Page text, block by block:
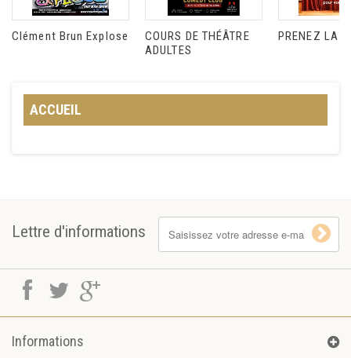
Clément Brun Explose
COURS DE THÉÂTRE
ADULTES
PRENEZ LA
ACCUEIL
Lettre d'informations
Informations